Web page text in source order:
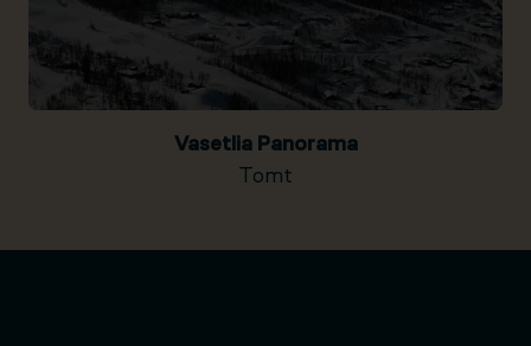
Vasetlia Panorama
Tomt